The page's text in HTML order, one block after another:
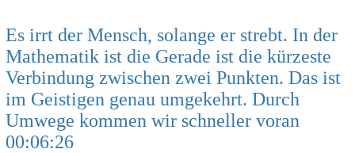
Es irrt der Mensch, solange er strebt. In der
Mathematik ist die Gerade ist die kürzeste
Verbindung zwischen zwei Punkten. Das ist
im Geistigen genau umgekehrt. Durch
Umwege kommen wir schneller voran
00:06:26